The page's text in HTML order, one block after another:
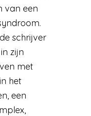
van een
schrijver
zijn
met
het
een